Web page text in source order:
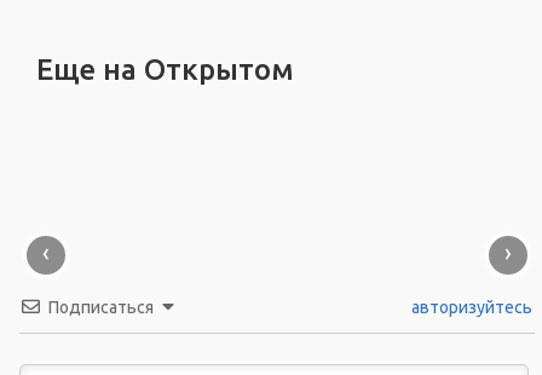
Еще на Открытом
‹ ›
Подписаться авторизуйтесь